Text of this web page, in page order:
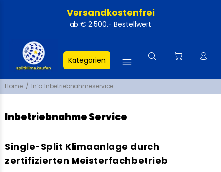
Versandkostenfrei
ab € 2.500.- Bestellwert
Kategorien
Home Info Inbetriebnahmeservice
Inbetriebnahme Service
Single-Split Klimaanlage durch
zertifizierten Meisterfachbetrieb